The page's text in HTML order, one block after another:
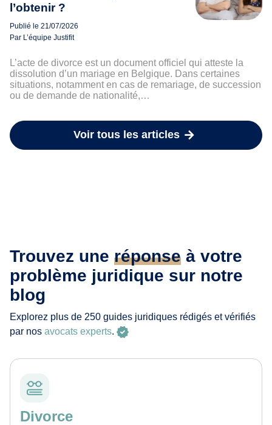
l’obtenir ?
Publié le 21/07/2026
Par L’équipe Justifit
L’acte de divorce est un document officiel qui atteste la
dissolution d’un mariage en Belgique. Dans certaines
situations, notamment en cas de remariage, de succession
ou de demande de nationalité,…
Voir tous les articles
Trouvez une réponse à votre
problème juridique sur notre
blog
Explorez plus de 250 guides juridiques rédigés et vérifiés
par nos avocats experts.
Divorce